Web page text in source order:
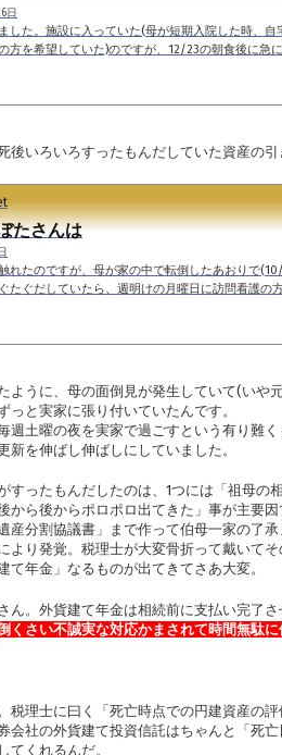
日
した。施設に入っていた(母が短期入院した時、自
方を希望していた)のですが、12/23の朝食後に急
「虚血性心疾患の疑い」という診断を受けました
後いろいろすったもんだしていた資産の引
たさんは
れたのですが、母が家の中で転倒したあおりで
たぐだしていたら、週明けの月曜日に訪問看護の
に。それが12月中旬に退院したんですが、ケアマ
ように、母の面倒見が発生していて(いや
っと実家に張り付いていたんです。
週土曜の夜を実家で過ごすという有り難
新を伸ばし伸ばしにしていました。
すったもんだしたのは、1つには「祖母の
から後からポロポロ出てきた」事が主要因
産分割協議書」まで作って伯母一家の了
より発覚。税理士が大変骨折って戴いて
て年金」なるものが出てきてさあ大変。
ん。外貨建て年金は相続前に支払い完了
くさい不誠実な対応かまされて時間無駄
税理士に曰く「死亡時点での円建資産の
会社の外貨建て投資信託はちゃんと「死
てくれるんだ。